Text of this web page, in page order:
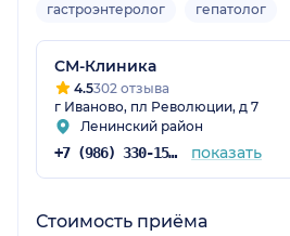
гастроэнтеролог гепатолог
СМ-Клиника
4.5302 отзыва
г Иваново, пл Революции, д 7
Ленинский район
+7 (986) 330-15-24 показать
Стоимость приёма